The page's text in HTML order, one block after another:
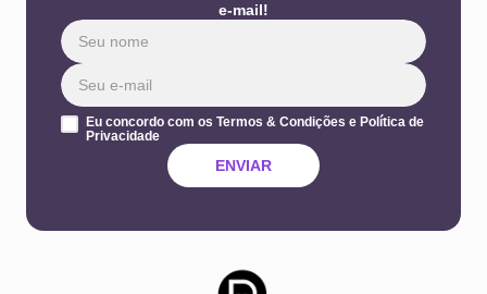
e-mail!
Eu concordo com os Termos & Condições e Política de
Privacidade
ENVIAR